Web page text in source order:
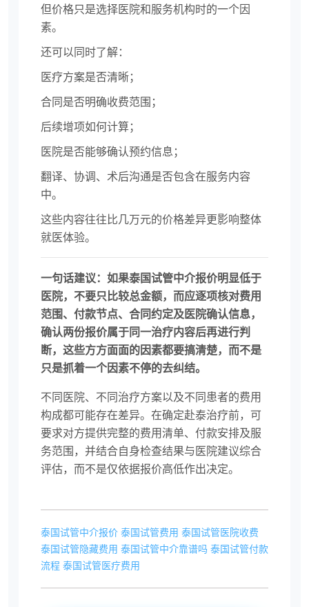
但价格只是选择医院和服务机构时的一个因
素。
还可以同时了解：
医疗方案是否清晰；
合同是否明确收费范围；
后续增项如何计算；
医院是否能够确认预约信息；
翻译、协调、术后沟通是否包含在服务内容
中。
这些内容往往比几万元的价格差异更影响整体
就医体验。
一句话建议：如果泰国试管中介报价明显低于
医院，不要只比较总金额，而应逐项核对费用
范围、付款节点、合同约定及医院确认信息，
确认两份报价属于同一治疗内容后再进行判
断，这些方方面面的因素都要搞清楚，而不是
只是抓着一个因素不停的去纠结。
不同医院、不同治疗方案以及不同患者的费用
构成都可能存在差异。在确定赴泰治疗前，可
要求对方提供完整的费用清单、付款安排及服
务范围，并结合自身检查结果与医院建议综合
评估，而不是仅依据报价高低作出决定。
泰国试管中介报价 泰国试管费用 泰国试管医院收费
泰国试管隐藏费用 泰国试管中介靠谱吗 泰国试管付款
流程 泰国试管医疗费用